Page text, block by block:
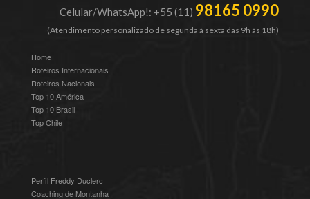
Celular/WhatsApp!: +55 (11) 98165 0990
(Atendimento personalizado de segunda à sexta das 9h às 18h)
Home
Roteiros Internacionais
Roteiros Nacionais
Top 10 América
Top 10 Brasil
Top Chile
Perfil Freddy Duclerc
Coaching de Montanha